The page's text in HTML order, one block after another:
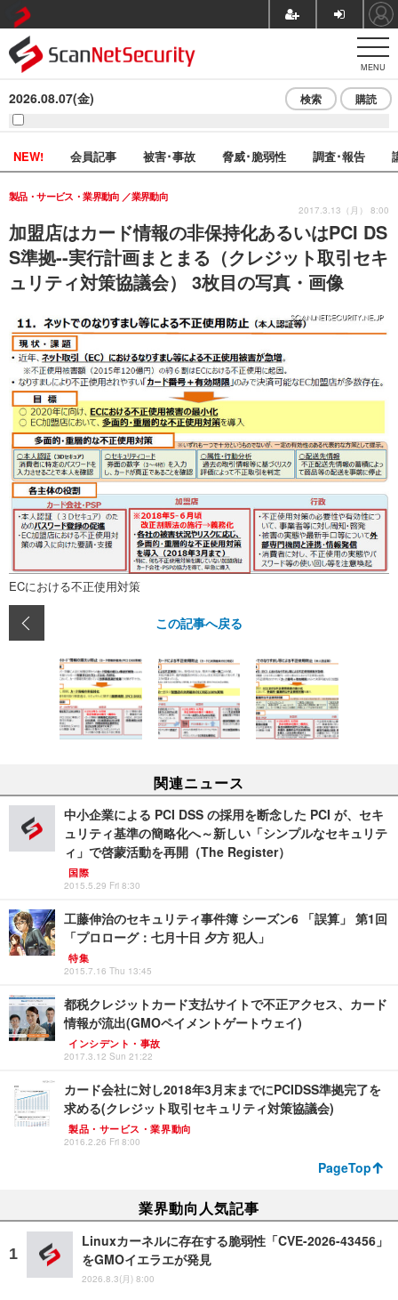
MENU
2026.08.07(金) 検索 購読
NEW! 会員記事 被害･事故 脅威･脆弱性 調査･報告
加盟店はカード情報の非保持化あるいはPCI DS
S準拠--実行計画まとまる（クレジット取引セキ
ュリティ対策協議会） 3枚目の写真・画像
製品・サービス・業界動向 業界動向
2017.3.13（月） 8:00
ECにおける不正使用対策
この記事へ戻る
関連ニュース
中小企業による PCI DSS の採用を断念した PCI が、セキ
ュリティ基準の簡略化へ～新しい「シンプルなセキュリテ
ィ」で啓蒙活動を再開（The Register）
国際
2015.5.29 Fri 8:30
工藤伸治のセキュリティ事件簿 シーズン6 「誤算」 第1回
「プロローグ：七月十日 夕方 犯人」
特集
2015.7.16 Thu 13:45
都税クレジットカード支払サイトで不正アクセス、カード
情報が流出(GMOペイメントゲートウェイ)
インシデント・事故
2017.3.12 Sun 21:22
カード会社に対し2018年3月末までにPCIDSS準拠完了を
求める(クレジット取引セキュリティ対策協議会)
製品・サービス・業界動向
2016.2.26 Fri 8:00
PageTop
業界動向人気記事
Linuxカーネルに存在する脆弱性「CVE-2026-43456」
をGMOイエラエが発見
2026.8.3(月) 8:00